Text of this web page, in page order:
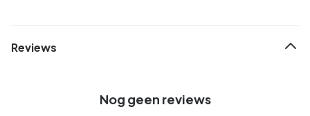
Reviews
Nog geen reviews